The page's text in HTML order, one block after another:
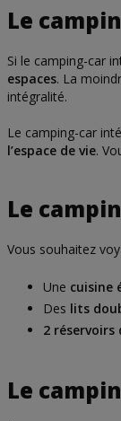
Le
Si le camping-car
espaces. La
intégralité.
Le camping-car
l’espace de vie.
Le
Vous souhaitez
Une cuisine
Des lits
2 réservoirs
Le